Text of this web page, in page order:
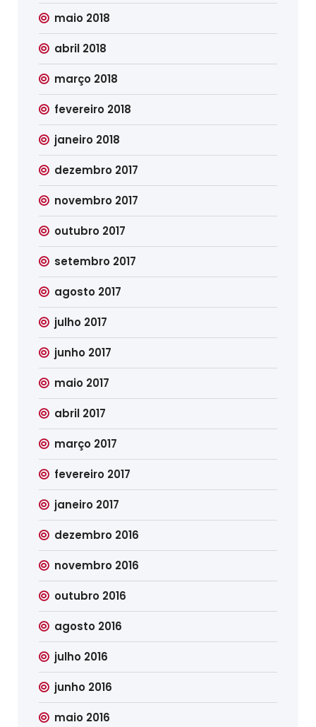
maio 2018
abril 2018
março 2018
fevereiro 2018
janeiro 2018
dezembro 2017
novembro 2017
outubro 2017
setembro 2017
agosto 2017
julho 2017
junho 2017
maio 2017
abril 2017
março 2017
fevereiro 2017
janeiro 2017
dezembro 2016
novembro 2016
outubro 2016
agosto 2016
julho 2016
junho 2016
maio 2016